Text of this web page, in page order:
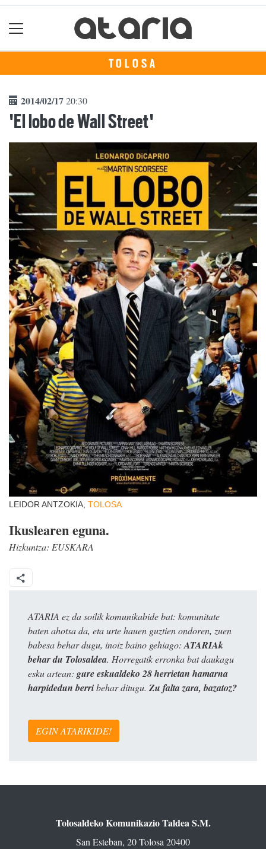
TOLOSA
2014/02/1720:30
'El lobo de Wall Street'
LEIDOR ANTZOKIA, TOLOSA
Ikuslearen eguna.
Hizkuntza: EUSKARA
ATARIA ez da soilik komunikabide bat: komunitate
baten ahotsa da, eta urte hauen guztien ondoren, zuen
babesa behar dugu, inoiz baino gehiago:ATARIAk
behar du Tolosaldea. Horregatik erronka bat daukagu
esku artean: gure eskualdeko 28 herrietan hamarna
harpidedun berribehar ditugu. Zu falta zara, bazatoz?
EGIN ATARIKIDE!
Tolosaldeko Komunikazio Taldea S.M.
San Esteban, 20 Tolosa 20400